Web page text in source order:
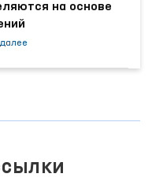
на основе